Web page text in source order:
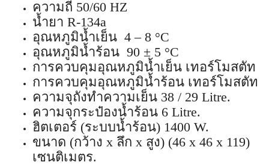
ความถี่ 50/60 HZ
น้ำยา R-134a
อุณหภูมิน้ำเย็น 4 – 8 °C
อุณหภูมิน้ำร้อน 90 ± 5 °C
การควบคุมอุณหภูมิน้ำเย็น เทอร์โมสตัท
การควบคุมอุณหภูมิน้ำร้อน เทอร์โมสตัท
ความจุถังทำความเย็น 38 / 29 Litre.
ความจุกระป๋องน้ำร้อน 6 Litre.
ฮิตเตอร์ (ระบบน้ำร้อน) 1400 W.
ขนาด (กว้าง x ลึก x สูง) (46 x 46 x 119)
เซนติเมตร.